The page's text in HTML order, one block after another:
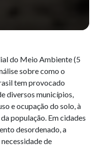
do Meio Ambiente (5
sobre como o
tem provocado
diversos municípios,
e ocupação do solo, à
população. Em cidades
desordenado, a
de